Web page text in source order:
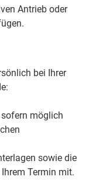
Antrieb oder
bei Ihrer
möglich
sowie die
Termin mit.